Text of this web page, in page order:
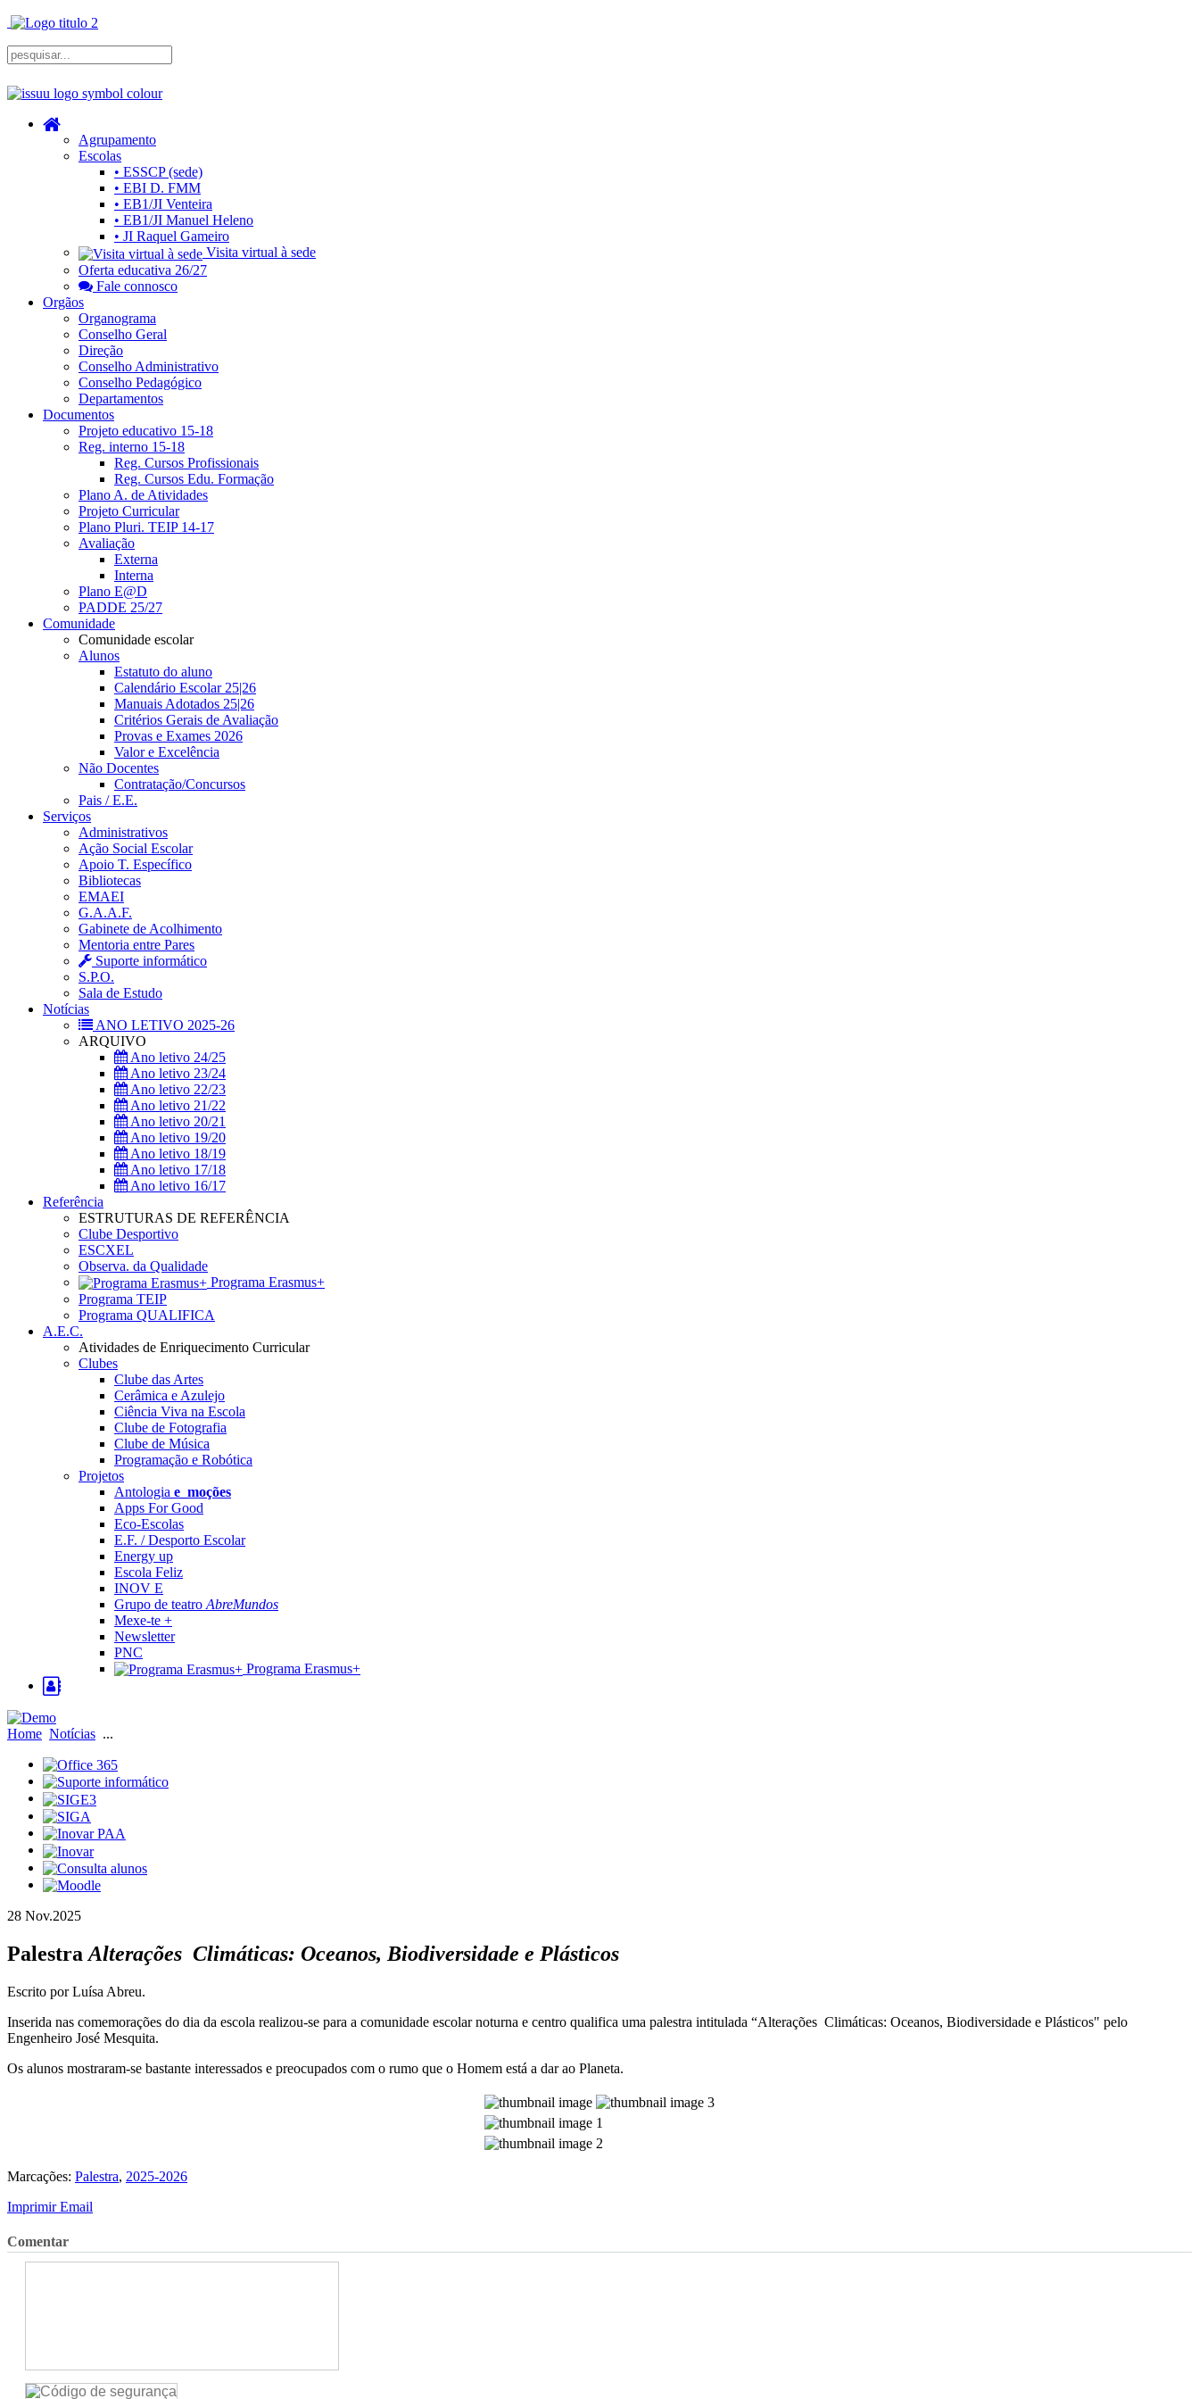
Agrupamento
Escolas
• ESSCP (sede)
• EBI D. FMM
• EB1/JI Venteira
• EB1/JI Manuel Heleno
• JI Raquel Gameiro
Visita virtual à sede
Oferta educativa 26/27
Fale connosco
Orgãos
Organograma
Conselho Geral
Direção
Conselho Administrativo
Conselho Pedagógico
Departamentos
Documentos
Projeto educativo 15-18
Reg. interno 15-18
Reg. Cursos Profissionais
Reg. Cursos Edu. Formação
Plano A. de Atividades
Projeto Curricular
Plano Pluri. TEIP 14-17
Avaliação
Externa
Interna
Plano E@D
PADDE 25/27
Comunidade
Comunidade escolar
Alunos
Estatuto do aluno
Calendário Escolar 25|26
Manuais Adotados 25|26
Critérios Gerais de Avaliação
Provas e Exames 2026
Valor e Excelência
Não Docentes
Contratação/Concursos
Pais / E.E.
Serviços
Administrativos
Ação Social Escolar
Apoio T. Específico
Bibliotecas
EMAEI
G.A.A.F.
Gabinete de Acolhimento
Mentoria entre Pares
Suporte informático
S.P.O.
Sala de Estudo
Notícias
ANO LETIVO 2025-26
ARQUIVO
Ano letivo 24/25
Ano letivo 23/24
Ano letivo 22/23
Ano letivo 21/22
Ano letivo 20/21
Ano letivo 19/20
Ano letivo 18/19
Ano letivo 17/18
Ano letivo 16/17
Referência
ESTRUTURAS DE REFERÊNCIA
Clube Desportivo
ESCXEL
Observa. da Qualidade
Programa Erasmus+
Programa TEIP
Programa QUALIFICA
A.E.C.
Atividades de Enriquecimento Curricular
Clubes
Clube das Artes
Cerâmica e Azulejo
Ciência Viva na Escola
Clube de Fotografia
Clube de Música
Programação e Robótica
Projetos
Antologia e_moções
Apps For Good
Eco-Escolas
E.F. / Desporto Escolar
Energy up
Escola Feliz
INOV E
Grupo de teatro AbreMundos
Mexe-te +
Newsletter
PNC
Programa Erasmus+
Home Notícias ...
28 Nov.2025
Palestra Alterações Climáticas: Oceanos, Biodiversidade e Plásticos
Escrito por Luísa Abreu.
Inserida nas comemorações do dia da escola realizou-se para a comunidade escolar noturna e centro qualifica uma palestra intitulada “Alterações Climáticas: Oceanos, Biodiversidade e Plásticos" pelo
Engenheiro José Mesquita.
Os alunos mostraram-se bastante interessados e preocupados com o rumo que o Homem está a dar ao Planeta.
Marcações: Palestra, 2025-2026
ImprimirEmail
Comentar